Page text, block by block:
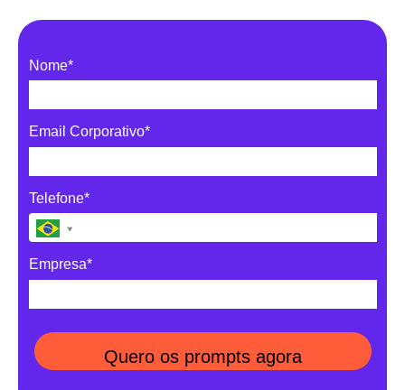
Nome*
Email Corporativo*
Telefone*
Empresa*
Quero os prompts agora